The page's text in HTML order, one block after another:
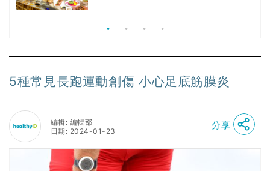
5種常見長跑運動創傷 小心足底筋膜炎
編輯: 編輯部
日期: 2024-01-23
分享